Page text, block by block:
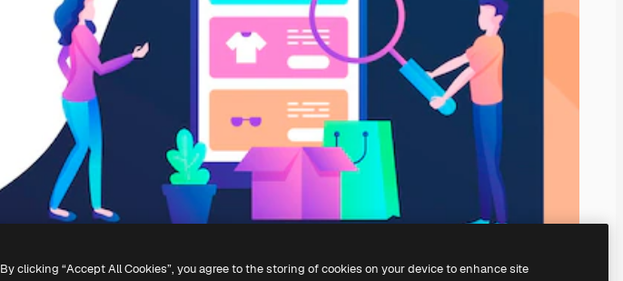
By clicking “Accept All Cookies”, you agree to the storing of cookies on your device to enhance site